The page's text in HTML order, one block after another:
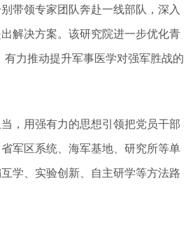
带领专家团队奔赴一线部队，深入
解决方案。该研究院进一步优化青
有力推动提升军事医学对强军胜战的
，用强有力的思想引领把党员干部
军区系统、海军基地、研究所等单
学、实验创新、自主研学等方法路